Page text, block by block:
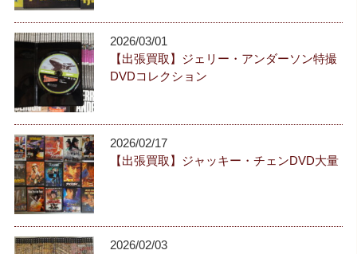
2026/03/01
【出張買取】ジェリー・アンダーソン特撮
DVDコレクション
2026/02/17
【出張買取】ジャッキー・チェンDVD大量
2026/02/03